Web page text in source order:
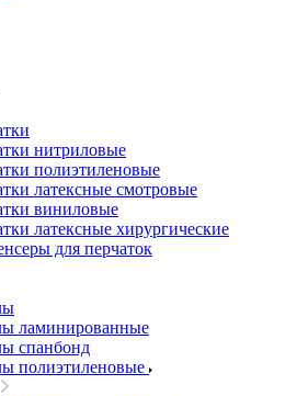
нитриловые
полиэтиленовые
латексные смотровые
виниловые
латексные хирургические
для перчаток
ламинированные
спанбонд
полиэтиленовые